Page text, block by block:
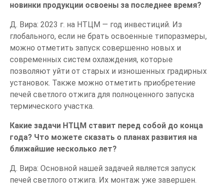
новинки продукции освоены за последнее время?
Д. Вира: 2023 г. на НТЦМ — год инвестиций. Из
глобального, если не брать освоенные типоразмеры,
можно отметить запуск совершенно новых и
современных систем охлаждения, которые
позволяют уйти от старых и изношенных градирных
установок. Также можно отметить приобретение
печей светлого отжига для полноценного запуска
термического участка.
Какие задачи НТЦМ ставит перед собой до конца
года? Что можете сказать о планах развития на
ближайшие несколько лет?
Д. Вира: Основной нашей задачей является запуск
печей светлого отжига. Их монтаж уже завершен.